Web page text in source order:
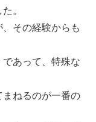
。
その経験からも
あって、特殊な
まねるのが一番の